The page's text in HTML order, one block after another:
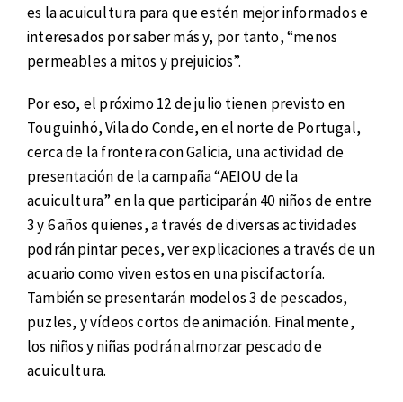
es la acuicultura para que estén mejor informados e
interesados por saber más y, por tanto, “menos
permeables a mitos y prejuicios”.
Por eso, el próximo 12 de julio tienen previsto en
Touguinhó, Vila do Conde, en el norte de Portugal,
cerca de la frontera con Galicia, una actividad de
presentación de la campaña “AEIOU de la
acuicultura” en la que participarán 40 niños de entre
3 y 6 años quienes, a través de diversas actividades
podrán pintar peces, ver explicaciones a través de un
acuario como viven estos en una piscifactoría.
También se presentarán modelos 3 de pescados,
puzles, y vídeos cortos de animación. Finalmente,
los niños y niñas podrán almorzar pescado de
acuicultura.